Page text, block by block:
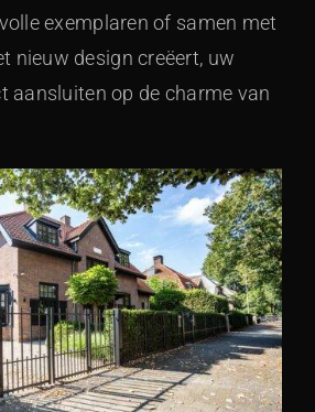
exemplaren of samen met
nieuw design creëert, uw
aansluiten op de charme van